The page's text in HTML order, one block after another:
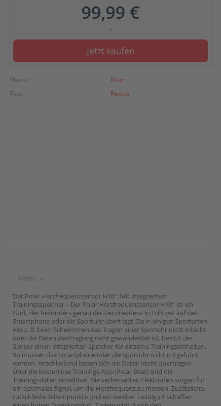
99,99 €
*
Jetzt kaufen
Marke
Polar
Type
Fitness
Menu
Der Polar Herzfrequenzsensor H10“: Mit integriertem
Trainingsspeicher – Der Polar Herzfrequenzsensor H10“ ist ein
Gurt, der besonders genau die Herzfrequenz in Echtzeit auf das
Smartphone oder die Sportuhr überträgt. Da in einigen Sportarten
wie z. B. beim Schwimmen das Tragen einer Sportuhr nicht erlaubt
oder die Datenübertragung nicht gewährleistet ist, besitzt der
Sensor einen integrierten Speicher für einzelne Trainingseinheiten.
So müssen das Smartphone oder die Sportuhr nicht mitgeführt
werden. Anschließend lassen sich die Daten leicht übertragen.
Über die kostenlose Trainings-App (Polar Beat) sind die
Trainingsdaten einsehbar. Die verbesserten Elektroden sorgen für
ein optimales Signal, um die Herzfrequenz zu messen. Zusätzliche,
rutschfeste Silikonpunkte und ein weicher Textilgurt schaffen